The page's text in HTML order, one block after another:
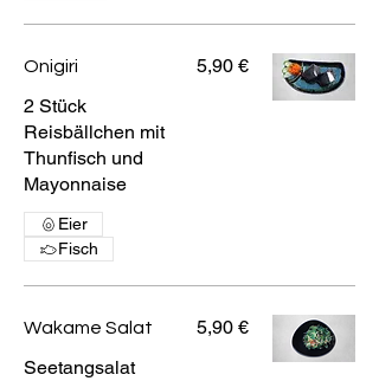
Onigiri
2 Stück
Reisbällchen mit
Thunfisch und
Mayonnaise
5,90 €
Eier
Fisch
Wakame Salat
Seetangsalat
5,90 €